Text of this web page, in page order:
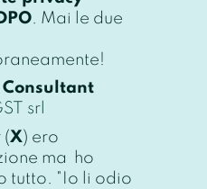
DPO. Mai le due
srl
(X) ero
ma ho
tutto. " Io li odio